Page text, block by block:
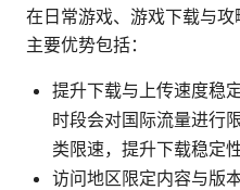
在日常游戏、游戏下载与
主要优势包括：
提升下载与上传速度稳
时段会对国际流量进行
类限速，提升下载稳定
访问地区限定内容与版